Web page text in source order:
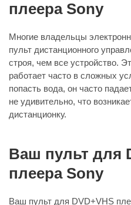
плеера Sony
Многие владельцы
пульт дистанционного
строя, чем все устройство.
работает часто в сложных
попасть вода, он часто
не удивительно, что
дистанционку.
Ваш пульт для
плеера Sony
Ваш пульт для DVD+VHS